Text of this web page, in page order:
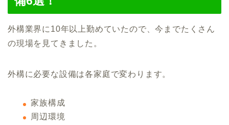
外構業界に10年以上勤めていたので、今までたくさん
の現場を見てきました。
外構に必要な設備は各家庭で変わります。
家族構成
周辺環境